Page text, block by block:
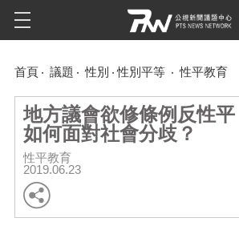
首頁 議題 性別 性別平等 性平教育
地方議會欲修條例反性
如何面對社會分歧？
性平教育
2019.06.23